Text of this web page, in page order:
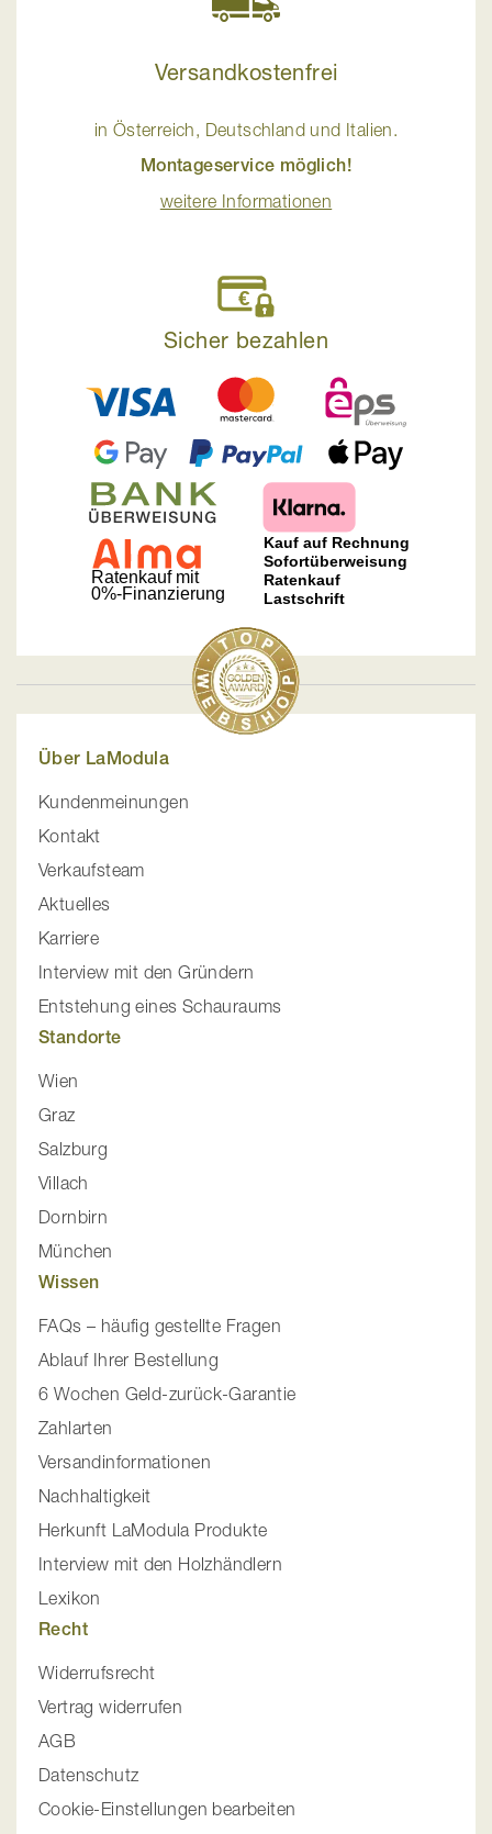
Versandkostenfrei
in Österreich, Deutschland und Italien.
Montageservice möglich!
weitere Informationen
Sicher bezahlen
Über LaModula
Kundenmeinungen
Kontakt
Verkaufsteam
Aktuelles
Karriere
Interview mit den Gründern
Entstehung eines Schauraums
Standorte
Wien
Graz
Salzburg
Villach
Dornbirn
München
Wissen
FAQs – häufig gestellte Fragen
Ablauf Ihrer Bestellung
6 Wochen Geld-zurück-Garantie
Zahlarten
Versandinformationen
Nachhaltigkeit
Herkunft LaModula Produkte
Interview mit den Holzhändlern
Lexikon
Recht
Widerrufsrecht
Vertrag widerrufen
AGB
Datenschutz
Cookie-Einstellungen bearbeiten